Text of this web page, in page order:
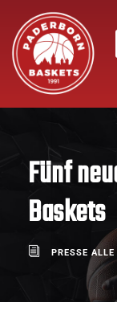
Fünf
Baskets
PRESSE ALLE